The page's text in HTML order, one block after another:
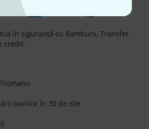
în siguranță cu Ramburs, Transfer
credit.
banilor în 30 de zile